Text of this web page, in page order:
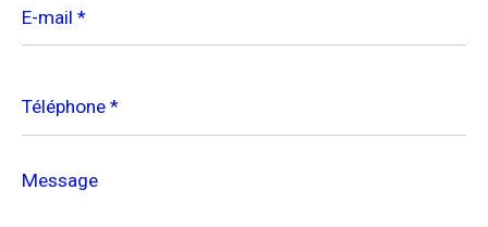
mail
*
*
Message
*